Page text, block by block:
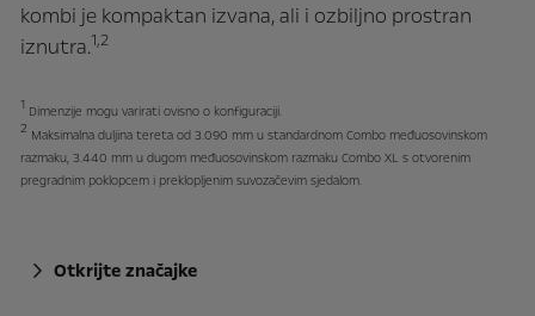
kombi je kompaktan izvana, ali i ozbiljno prostran
iznutra.1,2
1 Dimenzije mogu varirati ovisno o konfiguraciji.
2 Maksimalna duljina tereta od 3.090 mm u standardnom Combo međuosovinskom
razmaku, 3.440 mm u dugom međuosovinskom razmaku Combo XL s otvorenim
pregradnim poklopcem i preklopljenim suvozačevim sjedalom.
Otkrijte značajke